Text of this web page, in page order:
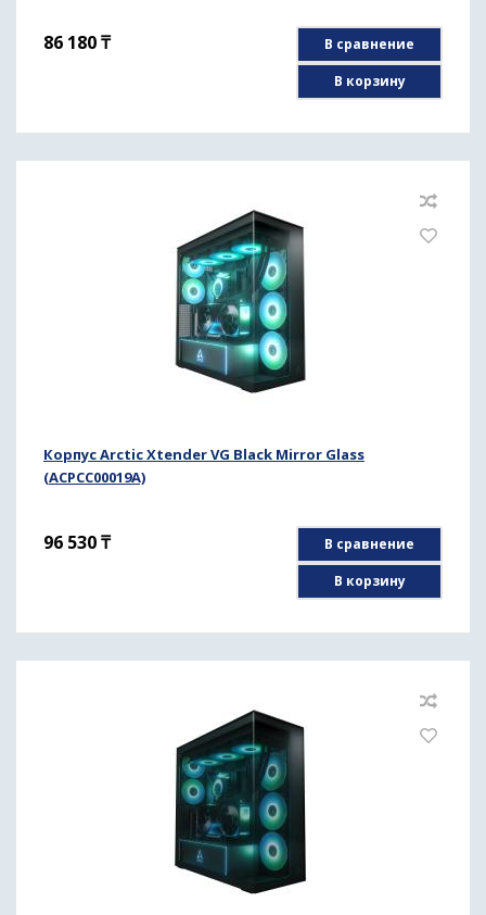
86 180₸
В сравнение
В корзину
Корпус Arctic Xtender VG Black Mirror Glass
(ACPCC00019A)
96 530₸
В сравнение
В корзину